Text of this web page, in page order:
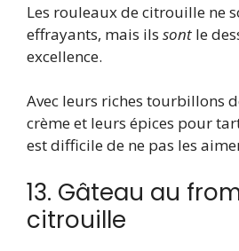
Les rouleaux de citrouille ne
effrayants, mais ils sont le
excellence.
Avec leurs riches tourbillons
crème et leurs épices pour
est difficile de ne pas les
13. Gâteau au
citrouille